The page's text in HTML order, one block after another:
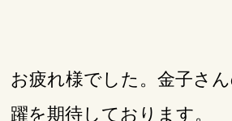
お疲れ様でした。金子さ
躍を期待しております。